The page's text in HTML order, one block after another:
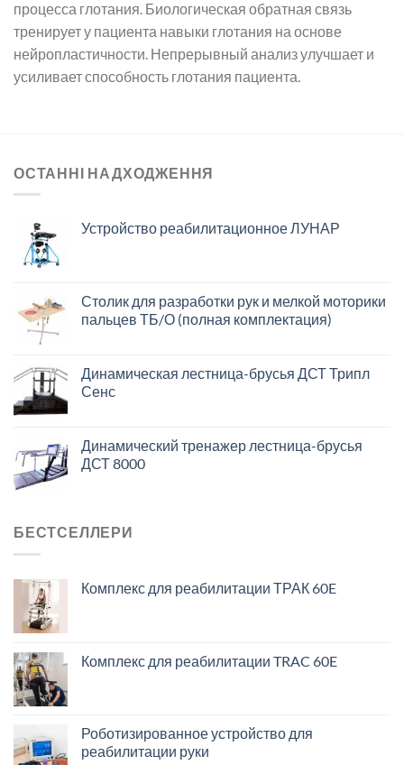
процесса глотания. Биологическая обратная связь
тренирует у пациента навыки глотания на основе
нейропластичности. Непрерывный анализ улучшает и
усиливает способность глотания пациента.
ОСТАННІ НАДХОДЖЕННЯ
Устройство реабилитационное ЛУНАР
Столик для разработки рук и мелкой моторики
пальцев ТБ/О (полная комплектация)
Динамическая лестница-брусья ДСТ Трипл
Сенс
Динамический тренажер лестница-брусья
ДСТ 8000
БЕСТСЕЛЛЕРИ
Комплекс для реабилитации ТРАК 60E
Комплекс для реабилитации TRAC 60E
Роботизированное устройство для
реабилитации руки